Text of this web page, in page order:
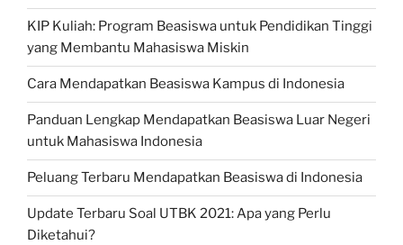
KIP Kuliah: Program Beasiswa untuk Pendidikan Tinggi
yang Membantu Mahasiswa Miskin
Cara Mendapatkan Beasiswa Kampus di Indonesia
Panduan Lengkap Mendapatkan Beasiswa Luar Negeri
untuk Mahasiswa Indonesia
Peluang Terbaru Mendapatkan Beasiswa di Indonesia
Update Terbaru Soal UTBK 2021: Apa yang Perlu
Diketahui?